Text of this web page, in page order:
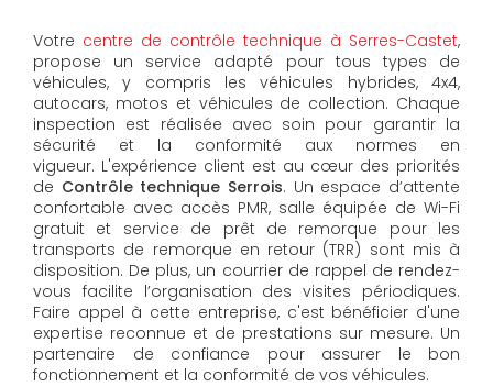
Votre centre de contrôle technique à Serres-Castet,
propose un service adapté pour tous types de
véhicules, y compris les véhicules hybrides, 4x4,
autocars, motos et véhicules de collection. Chaque
inspection est réalisée avec soin pour garantir la
sécurité et la conformité aux normes en
vigueur. L'expérience client est au cœur des priorités
de Contrôle technique Serrois. Un espace d’attente
confortable avec accès PMR, salle équipée de Wi-Fi
gratuit et service de prêt de remorque pour les
transports de remorque en retour (TRR) sont mis à
disposition. De plus, un courrier de rappel de rendez-
vous facilite l’organisation des visites périodiques.
Faire appel à cette entreprise, c'est bénéficier d'une
expertise reconnue et de prestations sur mesure. Un
partenaire de confiance pour assurer le bon
fonctionnement et la conformité de vos véhicules.